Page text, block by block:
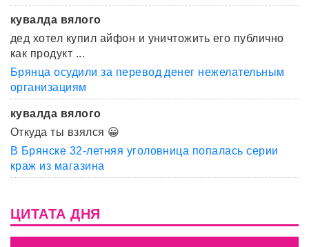
кувалда вялого
дед хотел купил айфон и уничтожить его публично
как продукт ...
Брянца осудили за перевод денег нежелательным
организациям
кувалда вялого
Откуда ты взялся 😀
В Брянске 32-летняя уголовница попалась серии
краж из магазина
ЦИТАТА ДНЯ